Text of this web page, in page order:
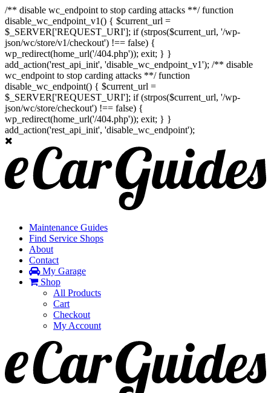
/** disable wc_endpoint to stop carding attacks **/ function
disable_wc_endpoint_v1() { $current_url =
$_SERVER['REQUEST_URI']; if (strpos($current_url, '/wp-
json/wc/store/v1/checkout') !== false) {
wp_redirect(home_url('/404.php')); exit; } }
add_action('rest_api_init', 'disable_wc_endpoint_v1'); /** disable
wc_endpoint to stop carding attacks **/ function
disable_wc_endpoint() { $current_url =
$_SERVER['REQUEST_URI']; if (strpos($current_url, '/wp-
json/wc/store/checkout') !== false) {
wp_redirect(home_url('/404.php')); exit; } }
add_action('rest_api_init', 'disable_wc_endpoint');
Maintenance Guides
Find Service Shops
About
Contact
My Garage
Shop
All Products
Cart
Checkout
My Account
navigation